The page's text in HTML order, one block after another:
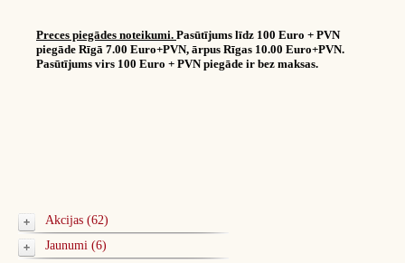
Preces piegādes noteikumi. Pasūtījums līdz 100 Euro + PVN
piegāde Rīgā 7.00 Euro+PVN, ārpus Rīgas 10.00 Euro+PVN.
Pasūtījums virs 100 Euro + PVN piegāde ir bez maksas.
Akcijas (62)
Jaunumi (6)